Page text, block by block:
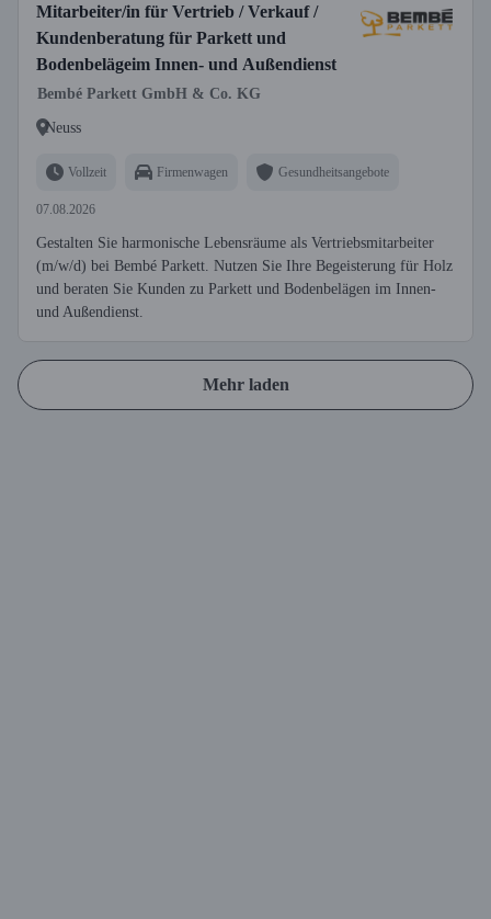
Mitarbeiter/in für Vertrieb / Verkauf /
Kundenberatung für Parkett und
Bodenbelägeim Innen- und Außendienst
Bembé Parkett GmbH & Co. KG
Neuss
Vollzeit Firmenwagen Gesundheitsangebote
07.08.2026
Gestalten Sie harmonische Lebensräume als Vertriebsmitarbeiter
(m/w/d) bei Bembé Parkett. Nutzen Sie Ihre Begeisterung für Holz
und beraten Sie Kunden zu Parkett und Bodenbelägen im Innen-
und Außendienst.
Mehr laden